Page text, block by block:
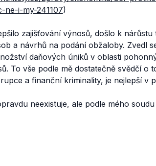
ne-i-my-241107)
zajišťování výnosů, došlo k
a návrhů na podání obžaloby. Zvedl
daňových úniků v oblasti
To vše podle mě dostatečně svědčí o
a finanční kriminality, je nejlepší v
neexistuje, ale podle mého soudu